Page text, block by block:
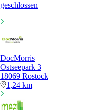
geschlossen
DocMorris
Ostseepark 3
18069 Rostock
1,24 km